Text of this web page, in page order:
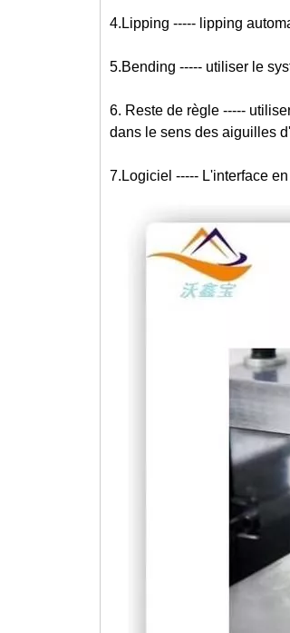
4.Lipping ----- lipping
5.Bending ----- utiliser le
6. Reste de règle -----
dans le sens des aiguilles
7.Logiciel ----- L'interface